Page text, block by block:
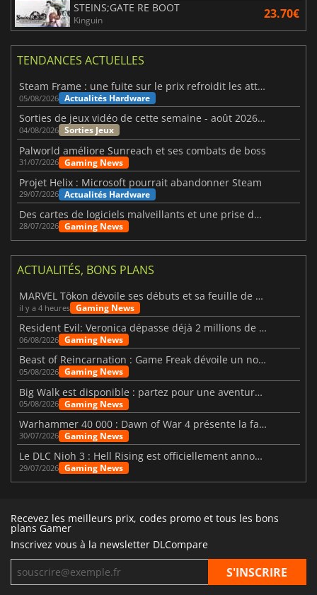
STEINS;GATE RE BOOT
Kinguin 23.70€
TENDANCES ACTUELLES
Steam Frame : une fuite sur le prix refroidit les attentes VR
05/08/2026 Actualités Hardware
Sorties de jeux vidéo de cette semaine - août 2026 (semaine 32)
04/08/2026 Sorties Jeux
Palworld améliore Sunreach et ses combats de boss
31/07/2026 Gaming News
Projet Helix : Microsoft pourrait abandonner Steam
29/07/2026 Actualités Hardware
Des cartes de logiciels malveillants et une prise de contrôle de Discord ont touché Meccha Chameleon
28/07/2026 Gaming News
ACTUALITÉS, BONS PLANS
MARVEL Tōkon dévoile ses débuts et sa feuille de route
il y a 4 heures Gaming News
Resident Evil: Veronica dépasse déjà 2 millions de wishlists
06/08/2026 Gaming News
Beast of Reincarnation : Game Freak dévoile un nouveau pari
05/08/2026 Gaming News
Big Walk est disponible : partez pour une aventure entre amis
05/08/2026 Gaming News
Warhammer 40 000 : Dawn of War 4 présente la faction des Nécrons
30/07/2026 Gaming News
Le DLC Nioh 3 : Hell Rising est officiellement annoncé
29/07/2026 Gaming News
Recevez les meilleurs prix, codes promo et tous les bons
plans Gamer
Inscrivez vous à la newsletter DLCompare